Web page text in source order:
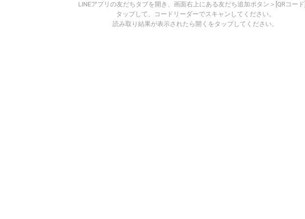
LINEアプリの友だちタブを開き、画面右上にある友だち追加ボタン＞[QRコー
タップして、コードリーダーでスキャンしてください。
読み取り結果が表示されたら開くをタップしてください。